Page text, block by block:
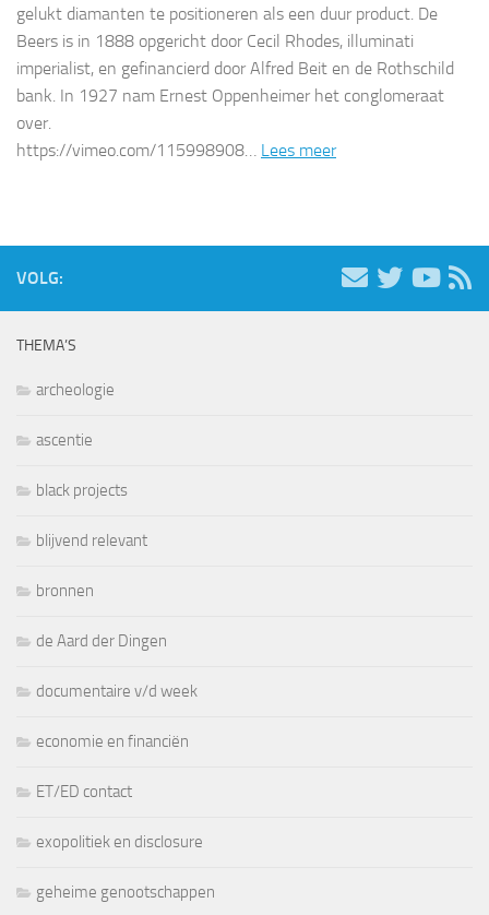
gelukt diamanten te positioneren als een duur product. De
Beers is in 1888 opgericht door Cecil Rhodes, illuminati
imperialist, en gefinancierd door Alfred Beit en de Rothschild
bank. In 1927 nam Ernest Oppenheimer het conglomeraat
over.
https://vimeo.com/115998908… Lees meer
VOLG:
THEMA’S
archeologie
ascentie
black projects
blijvend relevant
bronnen
de Aard der Dingen
documentaire v/d week
economie en financiën
ET/ED contact
exopolitiek en disclosure
geheime genootschappen